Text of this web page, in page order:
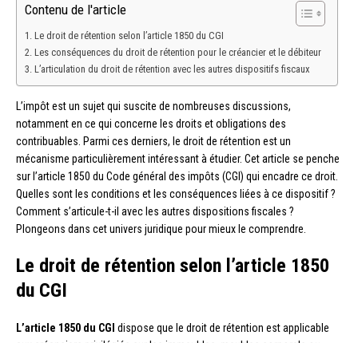
Contenu de l'article
Le droit de rétention selon l’article 1850 du CGI
Les conséquences du droit de rétention pour le créancier et le débiteur
L’articulation du droit de rétention avec les autres dispositifs fiscaux
L’impôt est un sujet qui suscite de nombreuses discussions,
notamment en ce qui concerne les droits et obligations des
contribuables. Parmi ces derniers, le droit de rétention est un
mécanisme particulièrement intéressant à étudier. Cet article se penche
sur l’article 1850 du Code général des impôts (CGI) qui encadre ce droit.
Quelles sont les conditions et les conséquences liées à ce dispositif ?
Comment s’articule-t-il avec les autres dispositions fiscales ?
Plongeons dans cet univers juridique pour mieux le comprendre.
Le droit de rétention selon l’article 1850
du CGI
L’article 1850 du CGI dispose que le droit de rétention est applicable